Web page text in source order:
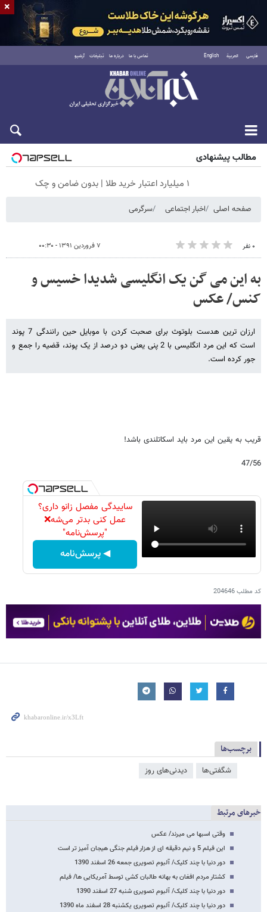
فارسی العربية English تماس با ما درباره ما تبلیغات آرشیو
شنبه ۱۷ مرداد ۱۴۰۵
مطالب پیشنهادی
۱ میلیارد اعتبار خرید طلا | بدون ضامن و چک
صفحه اصلی اخبار اجتماعی سرگرمی
۰ نفر ۷ فروردین ۱۳۹۱ - ۰۰:۳۰
به این می گن یک انگلیسی شدیدا خسیس و
کنس/ عکس
ارزان ترین هدست بلوتوث برای صحبت کردن با موبایل حین رانندگی 7 پوند
است که این مرد انگلیسی با 2 پنی یعنی دو درصد از یک پوند، قضیه را جمع و
جور کرده است.
قریب به یقین این مرد باید اسکاتلندی باشد!
47/56
ساییدگی مفصل زانو داری؟
عمل کنی بدتر می‌شه❌
"پرسش‌نامه"
◀ پرسش‌نامه
کد مطلب204646
برچسب‌ها
شگفتی‌ها دیدنی‌های روز
خبرهای مرتبط
وقتی اسبها می میرند/ عکس
این فیلم 5 و نیم دقیقه ای از هزار فیلم جنگی هیجان آمیز تر است
دور دنیا با چند کلیک/ آلبوم تصویری جمعه 26 اسفند 1390
کشتار مردم افغان به بهانه طالبان کشی توسط آمریکایی ها/ فیلم
دور دنیا با چند کلیک/ آلبوم تصویری شنبه 27 اسفند 1390
دور دنیا با چند کلیک/ آلبوم تصویری یکشنبه 28 اسفند ماه 1390
×